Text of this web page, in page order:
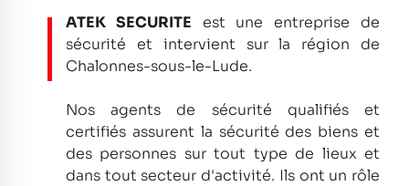
ATEK SECURITE est une entreprise de
sécurité et intervient sur la région de
Chalonnes-sous-le-Lude.
Nos agents de sécurité qualifiés et
certifiés assurent la sécurité des biens et
des personnes sur tout type de lieux et
dans tout secteur d'activité. Ils ont un rôle